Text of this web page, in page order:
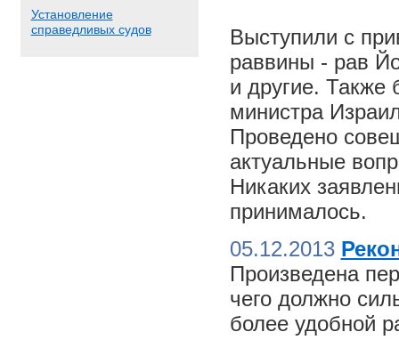
Установление
справедливых судов
Выступили с
раввины - рав
и другие. Также
министра
Проведено
актуальные
Никаких
принималось.
05.12.2013
Произведена
чего должно
более удобной